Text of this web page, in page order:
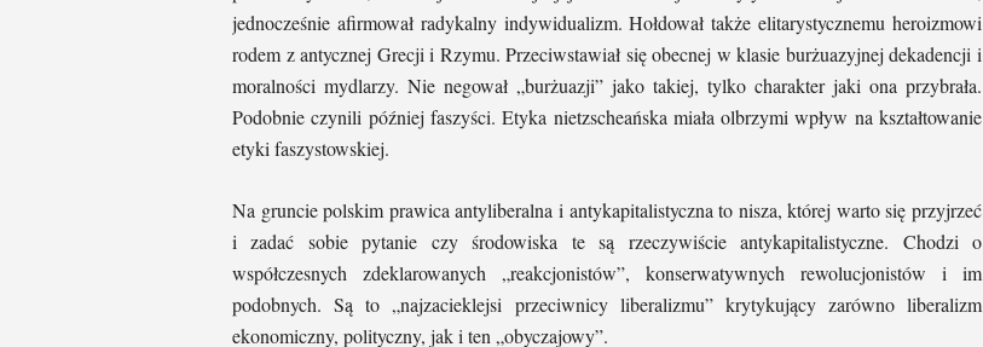
jednocześnie afirmował radykalny indywidualizm. Hołdował także elitarystycznemu heroizmowi
rodem z antycznej Grecji i Rzymu. Przeciwstawiał się obecnej w klasie burżuazyjnej dekadencji i
moralności mydlarzy. Nie negował „burżuazji” jako takiej, tylko charakter jaki ona przybrała.
Podobnie czynili później faszyści. Etyka nietzscheańska miała olbrzymi wpływ na kształtowanie
etyki faszystowskiej.
Na gruncie polskim prawica antyliberalna i antykapitalistyczna to nisza, której warto się przyjrzeć
i zadać sobie pytanie czy środowiska te są rzeczywiście antykapitalistyczne. Chodzi o
współczesnych zdeklarowanych „reakcjonistów”, konserwatywnych rewolucjonistów i im
podobnych. Są to „najzacieklejsi przeciwnicy liberalizmu” krytykujący zarówno liberalizm
ekonomiczny, polityczny, jak i ten „obyczajowy”.